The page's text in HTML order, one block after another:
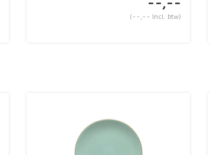
--,--
(--,-- Incl. btw)